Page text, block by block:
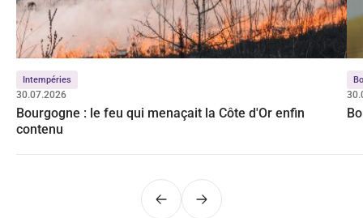
Intempéries
30.07.2026
Bourgogne : le feu qui menaçait la Côte d'Or enfin
contenu
PrécédentSuivant